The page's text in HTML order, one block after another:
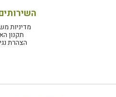
מדיניות
תקנון
הצהרת